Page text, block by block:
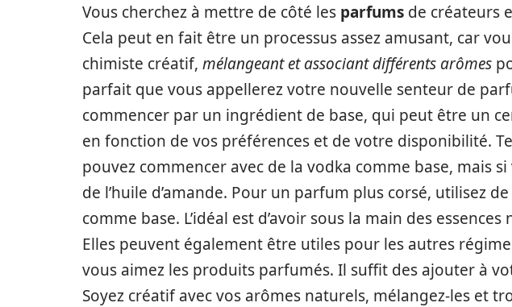
Vous cherchez à mettre de côté les parfums de créateurs
Cela peut en fait être un processus assez amusant, car
chimiste créatif, mélangeant et associant différents arômes
parfait que vous appellerez votre nouvelle senteur de
commencer par un ingrédient de base, qui peut être un
en fonction de vos préférences et de votre disponibilité.
pouvez commencer avec de la vodka comme base, mais si
de l’huile d’amande. Pour un parfum plus corsé, utilisez
comme base. L’idéal est d’avoir sous la main des
Elles peuvent également être utiles pour les autres
vous aimez les produits parfumés. Il suffit des ajouter à
Soyez créatif avec vos arômes naturels, mélangez-les et